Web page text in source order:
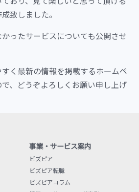
致しました。
ったサービスについても公開させ
く最新の情報を掲載するホームペ
、どうぞよろしくお願い申し上げ
事業・サービス案内
ビズピア
ビズピア転職
ビズピアコラム